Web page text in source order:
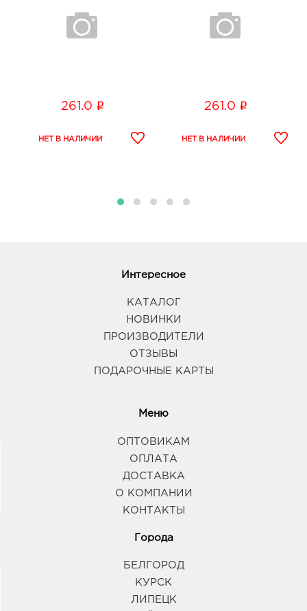
солнечных лучей.
261.0 i 261.0 i
Интересное
КАТАЛОГ
НОВИНКИ
ПРОИЗВОДИТЕЛИ
ОТЗЫВЫ
ПОДАРОЧНЫЕ КАРТЫ
Меню
ОПТОВИКАМ
ОПЛАТА
ДОСТАВКА
О КОМПАНИИ
КОНТАКТЫ
Города
БЕЛГОРОД
КУРСК
ЛИПЕЦК